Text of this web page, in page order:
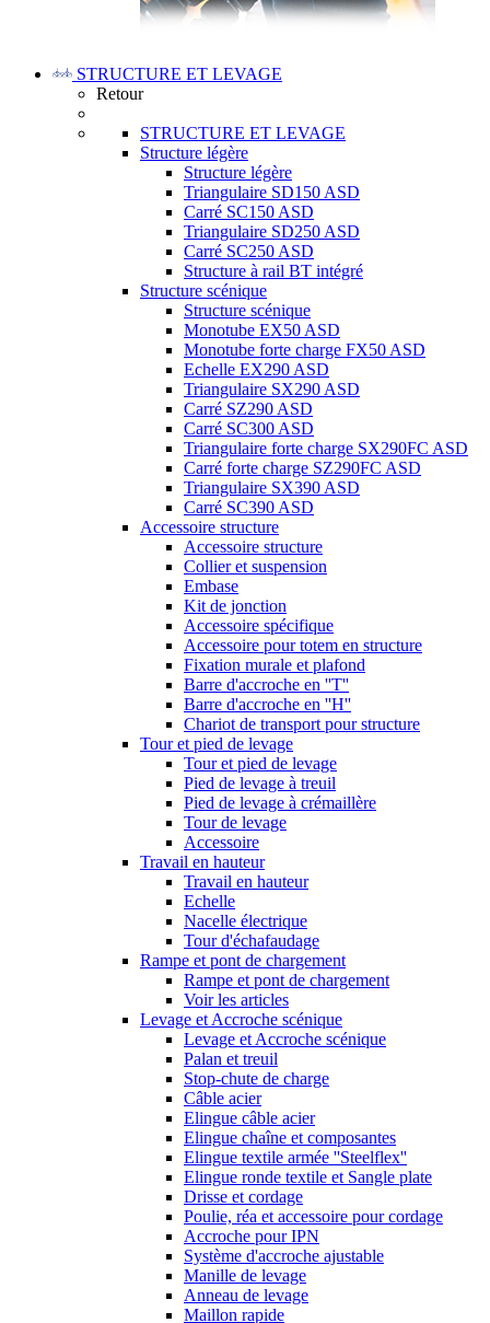
STRUCTURE ET LEVAGE
Retour
STRUCTURE ET LEVAGE
Structure légère
Structure légère
Triangulaire SD150 ASD
Carré SC150 ASD
Triangulaire SD250 ASD
Carré SC250 ASD
Structure à rail BT intégré
Structure scénique
Structure scénique
Monotube EX50 ASD
Monotube forte charge FX50 ASD
Echelle EX290 ASD
Triangulaire SX290 ASD
Carré SZ290 ASD
Carré SC300 ASD
Triangulaire forte charge SX290FC ASD
Carré forte charge SZ290FC ASD
Triangulaire SX390 ASD
Carré SC390 ASD
Accessoire structure
Accessoire structure
Collier et suspension
Embase
Kit de jonction
Accessoire spécifique
Accessoire pour totem en structure
Fixation murale et plafond
Barre d'accroche en ''T''
Barre d'accroche en ''H''
Chariot de transport pour structure
Tour et pied de levage
Tour et pied de levage
Pied de levage à treuil
Pied de levage à crémaillère
Tour de levage
Accessoire
Travail en hauteur
Travail en hauteur
Echelle
Nacelle électrique
Tour d'échafaudage
Rampe et pont de chargement
Rampe et pont de chargement
Voir les articles
Levage et Accroche scénique
Levage et Accroche scénique
Palan et treuil
Stop-chute de charge
Câble acier
Elingue câble acier
Elingue chaîne et composantes
Elingue textile armée ''Steelflex''
Elingue ronde textile et Sangle plate
Drisse et cordage
Poulie, réa et accessoire pour cordage
Accroche pour IPN
Système d'accroche ajustable
Manille de levage
Anneau de levage
Maillon rapide